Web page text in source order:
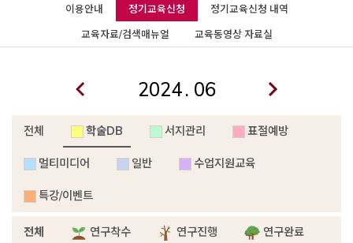
이용안내 정기교육신청
정기교육신청 내역
교육자료/검색매뉴얼
교육동영상 자료실
.
전체 학술DB 서지관리 표절예방
멀티미디어 일반 수업지원교육
특강/이벤트
전체 연구착수 연구진행 연구완료